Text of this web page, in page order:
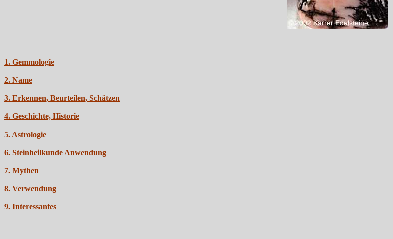
1. Gemmologie
2. Name
3. Erkennen, Beurteilen, Schätzen
4. Geschichte, Historie
5. Astrologie
6. Steinheilkunde Anwendung
7. Mythen
8. Verwendung
9. Interessantes